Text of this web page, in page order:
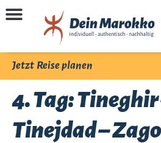
Jetzt Reise planen
4. Tag: Tineghir
Tinejdad –